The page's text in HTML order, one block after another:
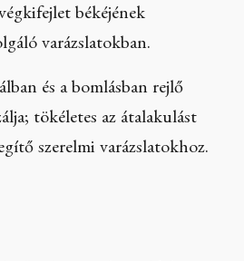
békéjének
varázslatokban.
és a bomlásban rejlő
tökéletes az átalakulást
szerelmi varázslatokhoz.